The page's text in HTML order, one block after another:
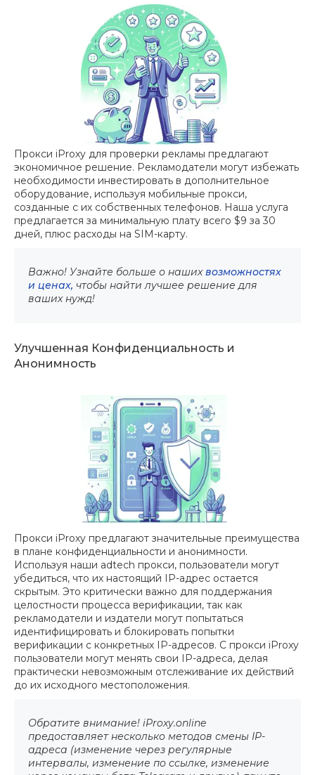
Прокси iProxy для проверки рекламы предлагают
экономичное решение. Рекламодатели могут избежать
необходимости инвестировать в дополнительное
оборудование, используя мобильные прокси,
созданные с их собственных телефонов. Наша услуга
предлагается за минимальную плату всего $9 за 30
дней, плюс расходы на SIM-карту.
Важно! Узнайте больше о наших возможностях
и ценах, чтобы найти лучшее решение для
ваших нужд!
Улучшенная Конфиденциальность и
Анонимность
Прокси iProxy предлагают значительные преимущества
в плане конфиденциальности и анонимности.
Используя наши adtech прокси, пользователи могут
убедиться, что их настоящий IP-адрес остается
скрытым. Это критически важно для поддержания
целостности процесса верификации, так как
рекламодатели и издатели могут попытаться
идентифицировать и блокировать попытки
верификации с конкретных IP-адресов. С прокси iProxy
пользователи могут менять свои IP-адреса, делая
практически невозможным отслеживание их действий
до их исходного местоположения.
Обратите внимание! iProxy.online
предоставляет несколько методов смены IP-
адреса (изменение через регулярные
интервалы, изменение по ссылке, изменение